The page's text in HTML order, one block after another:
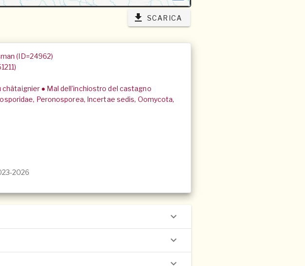
SCARICA
(ID=24962)
● Mal dell’inchiostro del castagno
Peronosporea, Incertae sedis, Oomycota,
2026